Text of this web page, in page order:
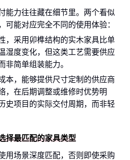
能力往往藏在细节里。两个看似
可能对应完全不同的使用体验：
，采用卯榫结构的实木家具比单
湿度变化，但这类工艺需要供应
非简单组装能力。
本，能够提供尺寸定制的供应商
，在后期调整或维修时优势明
史项目的实际交付周期，而非轻
择最匹配的家具类型
用场景深度匹配，否则即使采购